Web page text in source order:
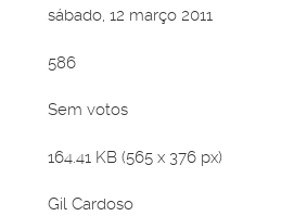
sábado, 12 março 2011
586
Sem votos
164.41 KB (565 x 376 px)
Gil Cardoso